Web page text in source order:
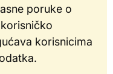
poruke o
korisnicima